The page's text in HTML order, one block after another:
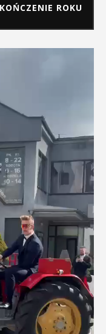
ROKU